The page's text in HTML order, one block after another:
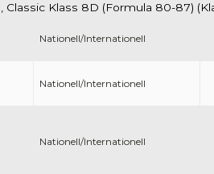
Classic Klass 8D (Formula 80-87)
Nationell/Internationell
Nationell/Internationell
Nationell/Internationell